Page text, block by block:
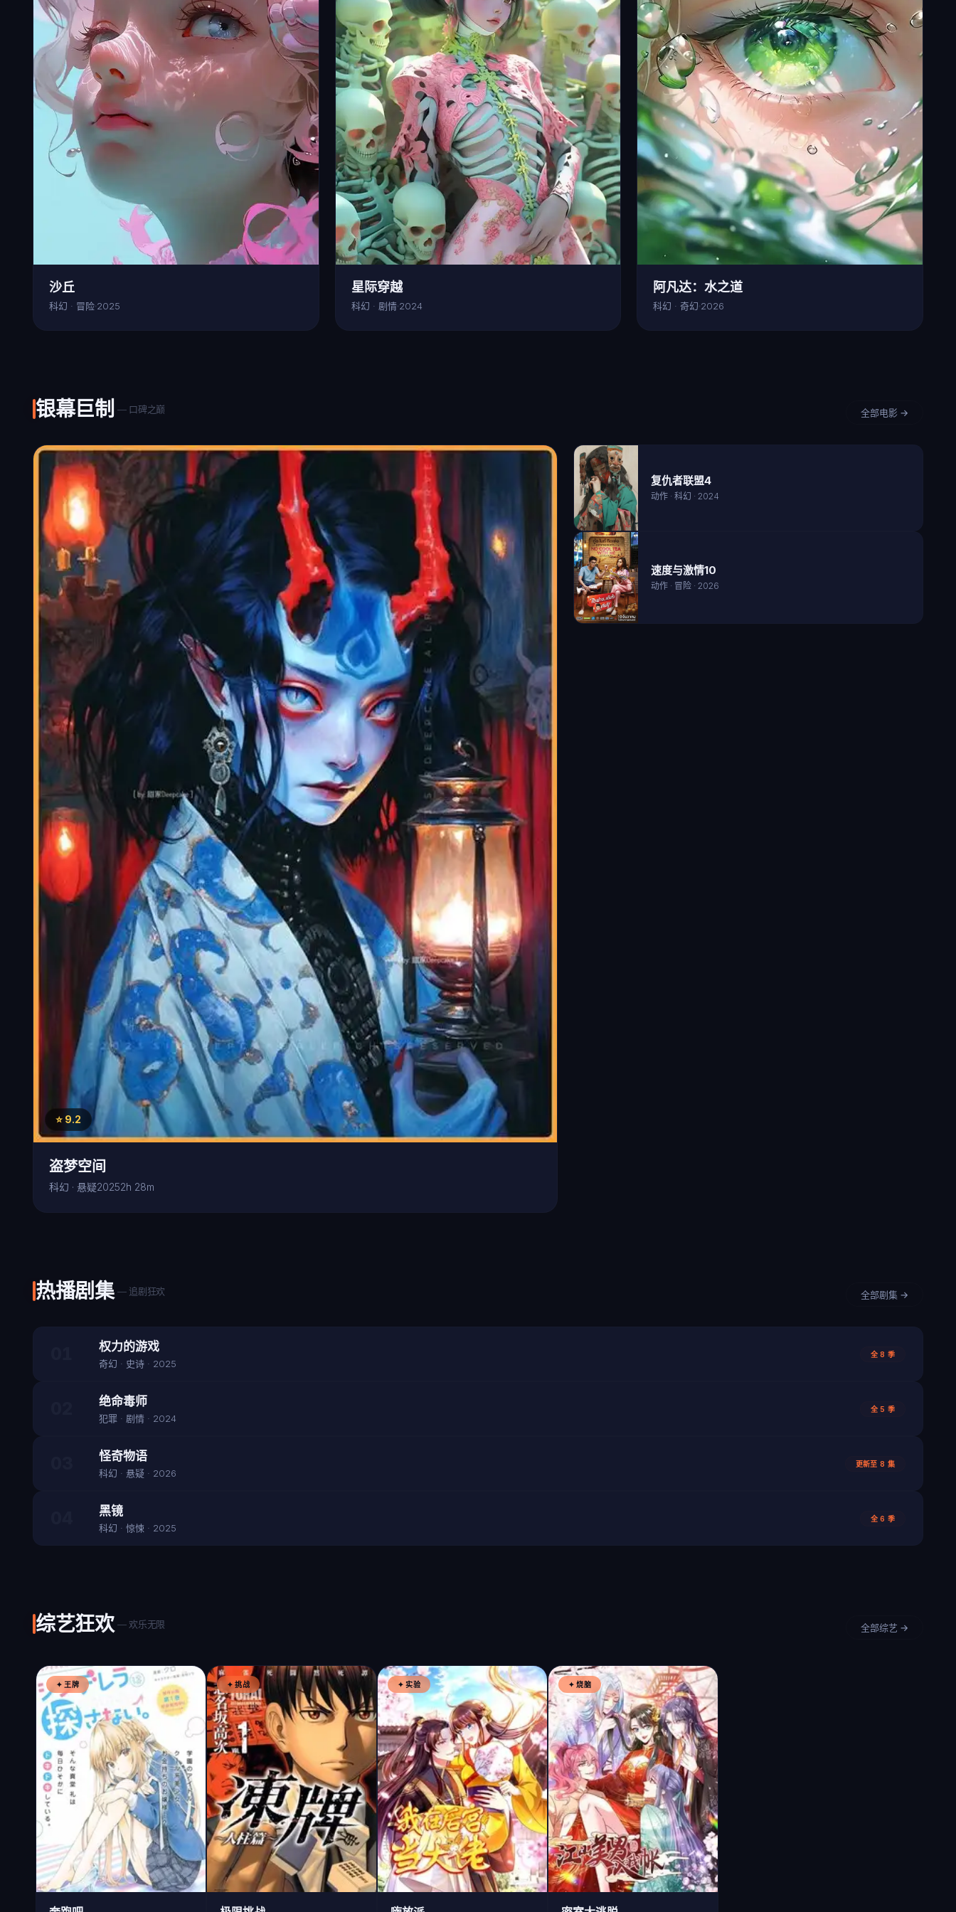
沙丘
科幻 · 冒险 2025
星际穿越
科幻 · 剧情 2024
阿凡达：水之道
科幻 · 奇幻 2026
银幕巨制 — 口碑之巅 全部电影 →
⭐ 9.2
盗梦空间
科幻 · 悬疑20252h 28m
复仇者联盟4
动作 · 科幻 · 2024
速度与激情10
动作 · 冒险 · 2026
热播剧集 — 追剧狂欢 全部剧集 →
权力的游戏
奇幻 · 史诗 · 2025
全 8 季
绝命毒师
犯罪 · 剧情 · 2024
全 5 季
怪奇物语
科幻 · 悬疑 · 2026
更新至 8 集
黑镜
科幻 · 惊悚 · 2025
全 6 季
综艺狂欢 — 欢乐无限 全部综艺 →
✦ 王牌 ✦ 挑战 ✦ 实验 ✦ 烧脑